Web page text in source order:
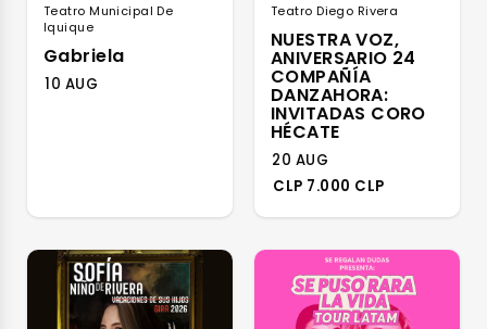
Teatro Municipal De
Iquique
Gabriela
10 AUG
Teatro Diego Rivera
NUESTRA VOZ,
ANIVERSARIO 24
COMPAÑÍA
DANZAHORA:
INVITADAS CORO
HÉCATE
20 AUG
CLP 7.000 CLP